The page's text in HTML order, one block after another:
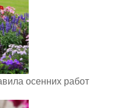
осенних работ